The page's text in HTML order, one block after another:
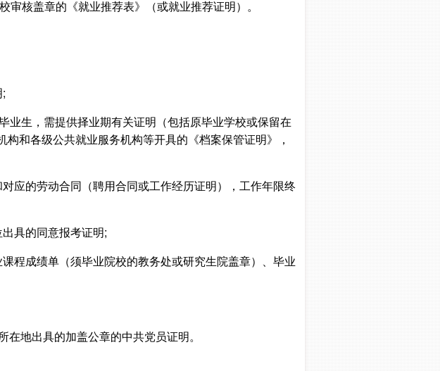
核盖章的《就业推荐表》（或就业推荐证明）。
业生，需提供择业期有关证明（包括原毕业学校或保留在
和各级公共就业服务机构等开具的《档案保管证明》，
应的劳动合同（聘用合同或工作经历证明），工作年限终
具的同意报考证明;
程成绩单（须毕业院校的教务处或研究生院盖章）、毕业
地出具的加盖公章的中共党员证明。